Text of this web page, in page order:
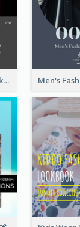
The Red Gown Lookbook